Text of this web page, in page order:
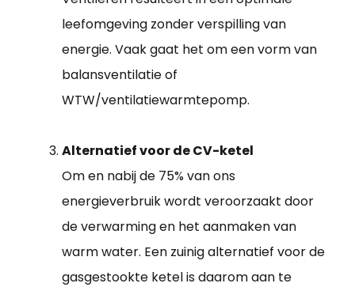
leefomgeving zonder verspilling van
energie. Vaak gaat het om een vorm van
balansventilatie of
WTW/ventilatiewarmtepomp.
Alternatief voor de CV-ketel
Om en nabij de 75% van ons
energieverbruik wordt veroorzaakt door
de verwarming en het aanmaken van
warm water. Een zuinig alternatief voor de
gasgestookte ketel is daarom aan te